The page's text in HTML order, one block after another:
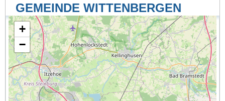
GEMEINDE WITTENBERGEN
+
−